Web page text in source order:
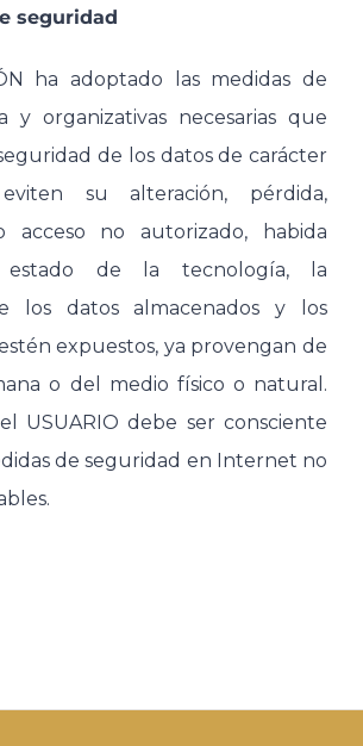
seguridad
ha adoptado las medidas de
y organizativas necesarias que
de los datos de carácter
su alteración, pérdida,
acceso no autorizado, habida
de la tecnología, la
los datos almacenados y los
expuestos, ya provengan de
o del medio físico o natural.
USUARIO debe ser consciente
de seguridad en Internet no